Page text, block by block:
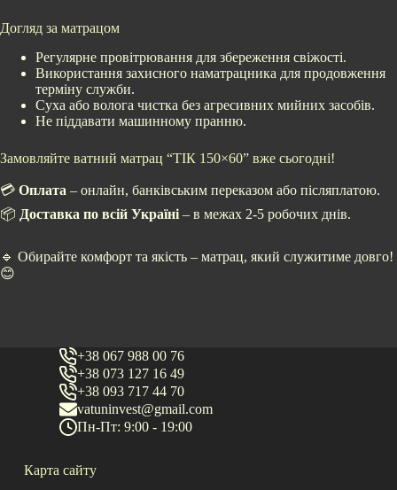
Догляд за матрацом
Регулярне провітрювання для збереження свіжості.
Використання захисного наматрацника для продовження
терміну служби.
Суха або волога чистка без агресивних мийних засобів.
Не піддавати машинному пранню.
Замовляйте ватний матрац “ТІК 150×60” вже сьогодні!
💳 Оплата – онлайн, банківським переказом або післяплатою.
📦 Доставка по всій Україні – в межах 2-5 робочих днів.
🔹 Обирайте комфорт та якість – матрац, який служитиме довго!
😊
+38 067 988 00 76
+38 073 127 16 49
+38 093 717 44 70
vatuninvest@gmail.com
Пн-Пт: 9:00 - 19:00
Карта сайту